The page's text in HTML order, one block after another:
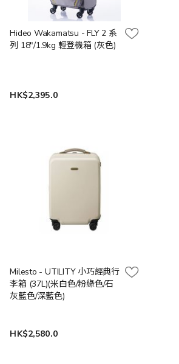
Hideo Wakamatsu - FLY 2 系
列 18"/1.9kg 輕登機箱 (灰色)
HK$2,395.0
Milesto - UTILITY 小巧經典行
李箱 (37L)(米白色/粉綠色/石
灰藍色/深藍色)
HK$2,580.0